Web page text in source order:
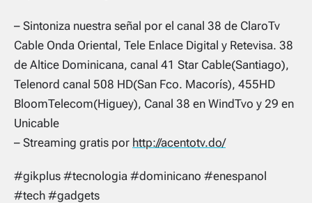
– Sintoniza nuestra señal por el canal 38 de ClaroTv
Cable Onda Oriental, Tele Enlace Digital y Retevisa. 38
de Altice Dominicana, canal 41 Star Cable(Santiago),
Telenord canal 508 HD(San Fco. Macorís), 455HD
BloomTelecom(Higuey), Canal 38 en WindTvo y 29 en
Unicable
– Streaming gratis por http://acentotv.do/
#gikplus #tecnologia #dominicano #enespanol
#tech #gadgets